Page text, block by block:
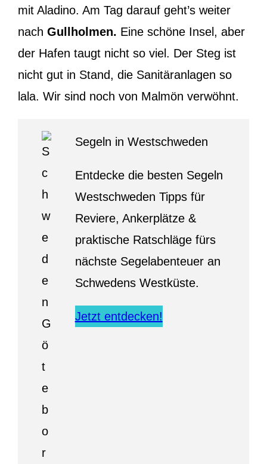
mit Aladino. Am Tag darauf geht’s weiter
nach Gullholmen. Eine schöne Insel, aber
der Hafen taugt nicht so viel. Der Steg ist
nicht gut in Stand, die Sanitäranlagen so
lala. Wir sind noch von Malmön verwöhnt.
Segeln in Westschweden
Entdecke die besten Segeln
Westschweden Tipps für
Reviere, Ankerplätze &
praktische Ratschläge fürs
nächste Segelabenteuer an
Schwedens Westküste.
Jetzt entdecken!